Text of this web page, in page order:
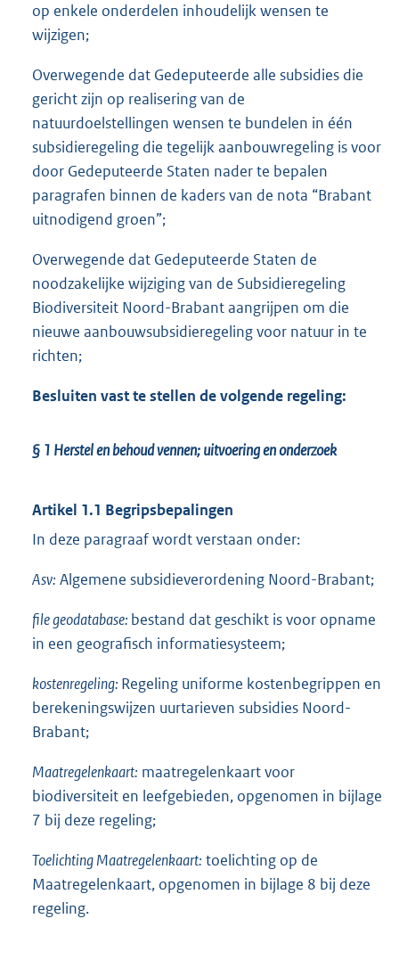
op enkele onderdelen inhoudelijk wensen te
wijzigen;
Overwegende dat Gedeputeerde alle subsidies die
gericht zijn op realisering van de
natuurdoelstellingen wensen te bundelen in één
subsidieregeling die tegelijk aanbouwregeling is voor
door Gedeputeerde Staten nader te bepalen
paragrafen binnen de kaders van de nota “Brabant
uitnodigend groen”;
Overwegende dat Gedeputeerde Staten de
noodzakelijke wijziging van de Subsidieregeling
Biodiversiteit Noord-Brabant aangrijpen om die
nieuwe aanbouwsubsidieregeling voor natuur in te
richten;
Besluiten vast te stellen de volgende regeling:
§ 1 Herstel en behoud vennen; uitvoering en onderzoek
Artikel 1.1 Begripsbepalingen
In deze paragraaf wordt verstaan onder:
Asv: Algemene subsidieverordening Noord-Brabant;
file geodatabase: bestand dat geschikt is voor opname
in een geografisch informatiesysteem;
kostenregeling: Regeling uniforme kostenbegrippen en
berekeningswijzen uurtarieven subsidies Noord-
Brabant;
Maatregelenkaart: maatregelenkaart voor
biodiversiteit en leefgebieden, opgenomen in bijlage
7 bij deze regeling;
Toelichting Maatregelenkaart: toelichting op de
Maatregelenkaart, opgenomen in bijlage 8 bij deze
regeling.